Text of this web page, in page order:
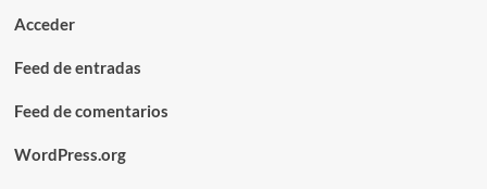
Acceder
Feed de entradas
Feed de comentarios
WordPress.org